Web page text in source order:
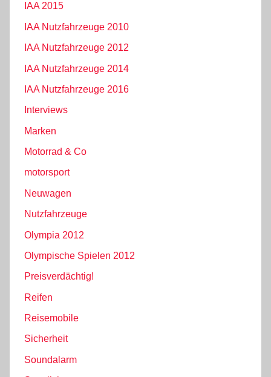
IAA 2015
IAA Nutzfahrzeuge 2010
IAA Nutzfahrzeuge 2012
IAA Nutzfahrzeuge 2014
IAA Nutzfahrzeuge 2016
Interviews
Marken
Motorrad & Co
motorsport
Neuwagen
Nutzfahrzeuge
Olympia 2012
Olympische Spielen 2012
Preisverdächtig!
Reifen
Reisemobile
Sicherheit
Soundalarm